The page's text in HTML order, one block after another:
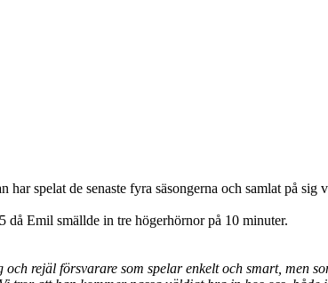
spelat de senaste fyra säsongerna och samlat på sig
Emil smällde in tre högerhörnor på 10 minuter.
rejäl försvarare som spelar enkelt och smart, men